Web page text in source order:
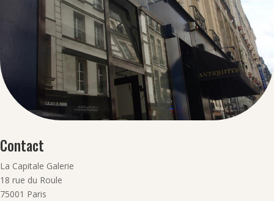
Contact
La Capitale Galerie
18 rue du Roule
75001 Paris